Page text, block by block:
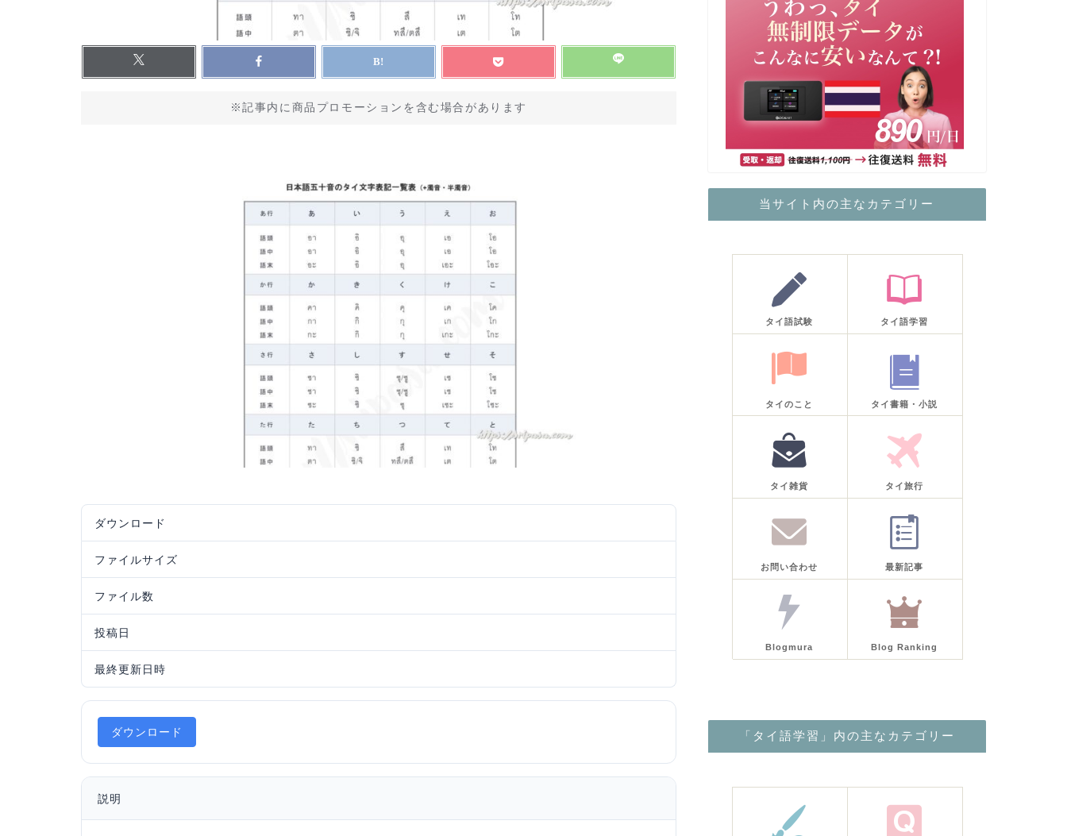
※記事内に商品プロモーションを含む場合があります
ダウンロード
ファイルサイズ
ファイル数
投稿日
最終更新日時
ダウンロード
説明
当サイト内の主なカテゴリー
タイ語試験 タイ語学習
タイのこと タイ書籍・小説
タイ雑貨 タイ旅行
お問い合わせ 最新記事
Blogmura Blog Ranking
「タイ語学習」内の主なカテゴリー